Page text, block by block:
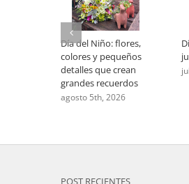
Día del Niño: flores,
colores y pequeños
detalles que crean
grandes recuerdos
agosto 5th, 2026
POST RECIENTES